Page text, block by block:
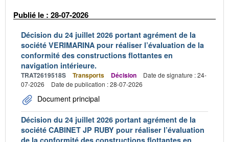
Publié le : 28-07-2026
Décision du 24 juillet 2026 portant agrément de la
société VERIMARINA pour réaliser l’évaluation de la
conformité des constructions flottantes en
navigation intérieure.
TRAT2619518S Transports Décision
Date de signature : 24-
07-2026
Date de publication : 28-07-2026
Document principal
Décision du 24 juillet 2026 portant agrément de la
société CABINET JP RUBY pour réaliser l’évaluation
de la conformité des constructions flottantes en